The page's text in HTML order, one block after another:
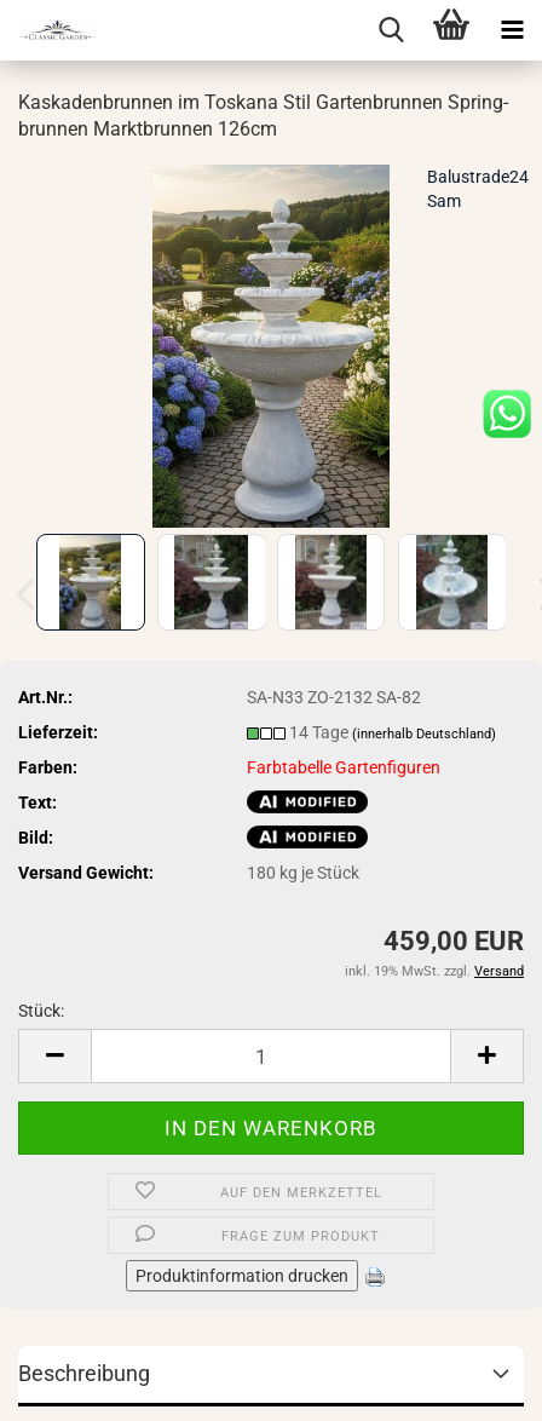
Kas­ka­den­brun­nen im Tos­ka­na Stil Gar­ten­brun­nen Spring­
brun­nen Markt­brun­nen 126cm
Balustrade24
Sam
Art.Nr.:
SA-N33 ZO-2132 SA-82
Lieferzeit:
14 Tage(innerhalb Deutschland)
Farben:
Farbtabelle Gartenfiguren
Text:
Bild:
Versand Gewicht:
180 kg je Stück
459,00 EUR
inkl. 19% MwSt. zzgl. Versand
Stück:
AUF DEN MERKZETTEL
FRAGE ZUM PRODUKT
Produktinformation drucken
Beschreibung